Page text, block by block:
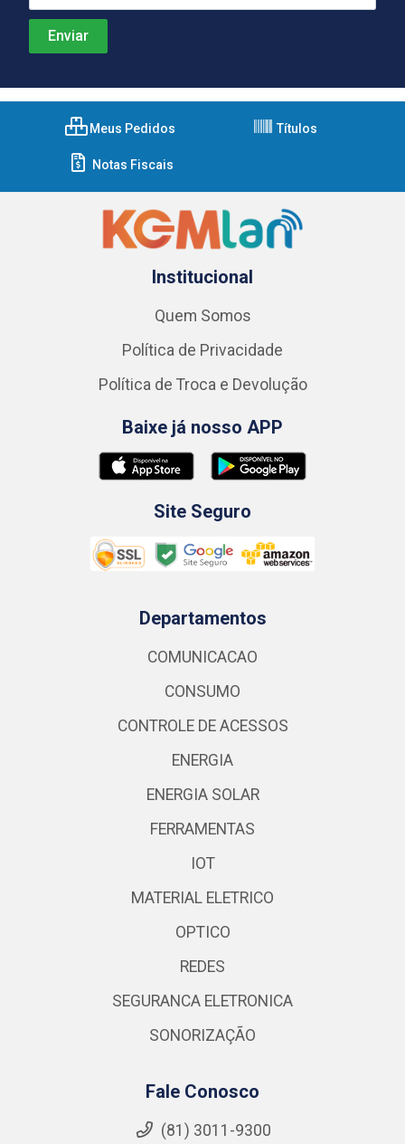
Meus Pedidos Títulos
Notas Fiscais
Institucional
Quem Somos
Política de Privacidade
Política de Troca e Devolução
Baixe já nosso APP
Site Seguro
Departamentos
COMUNICACAO
CONSUMO
CONTROLE DE ACESSOS
ENERGIA
ENERGIA SOLAR
FERRAMENTAS
IOT
MATERIAL ELETRICO
OPTICO
REDES
SEGURANCA ELETRONICA
SONORIZAÇÃO
Fale Conosco
(81) 3011-9300